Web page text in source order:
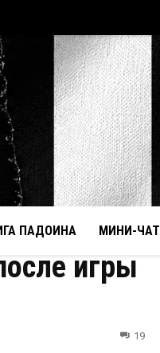
ПАДОИНА МИНИ-ЧАТ
игры
19